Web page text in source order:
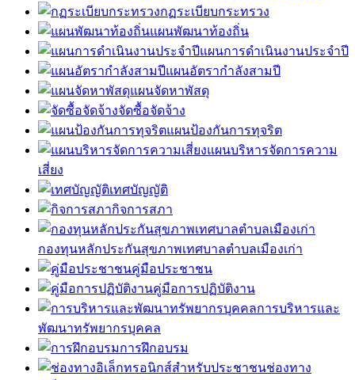
กฏระเบียบกระทรวง
แผนพัฒนาท้องถิ่น
แผนการดำเนินงานประจำปี
แผนอัตรากำลังสามปี
แผนจัดหาพัสดุ
จัดซื้อจัดจ้าง
แผนป้องกันการทุจริต
แผนบริหารจัดการความ
เสี่ยง
เทศบัญญัติ
กิจการสภา
กองทุนหลักประกันสุขภาพเทศบาลตำบลเมืองเก่า
คู่มือประชาชน
คู่มือการปฏิบัติงาน
การบริหารและ
พัฒนาทรัพยากรบุคคล
การฝึกอบรม
ช่องทาง